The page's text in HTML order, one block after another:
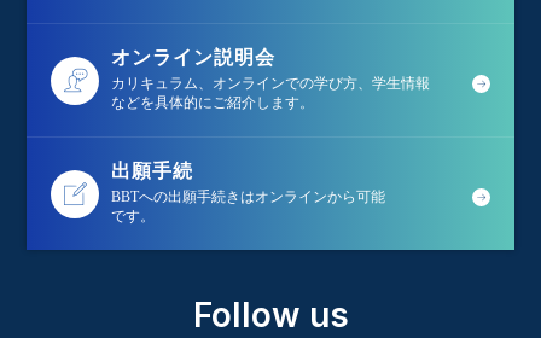
オンライン説明会
カリキュラム、オンラインでの学び方、学生情報
などを具体的にご紹介します。
出願手続
BBTへの出願手続きはオンラインから可能
です。
Follow us